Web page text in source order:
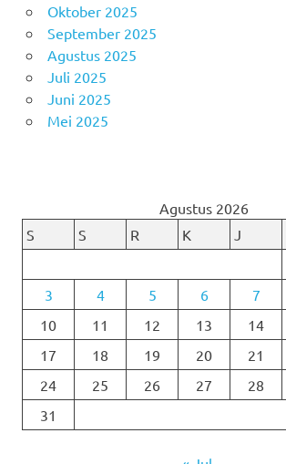
Oktober 2025
September 2025
Agustus 2025
Juli 2025
Juni 2025
Mei 2025
Agustus 2026
S
S R K J
3
4 5 6 7
10
11 12 13 14
17
18 19 20 21
24
25 26 27 28
31